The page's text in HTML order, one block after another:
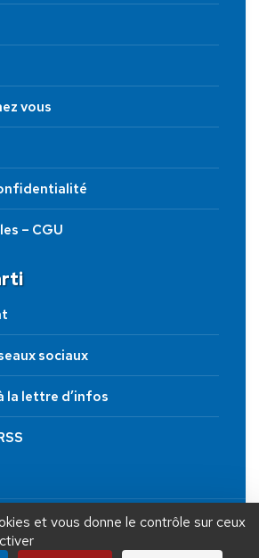
vous
– CGU
sociaux
la lettre d’infos
UN DON À DLF
et vous donne le contrôle sur ceux